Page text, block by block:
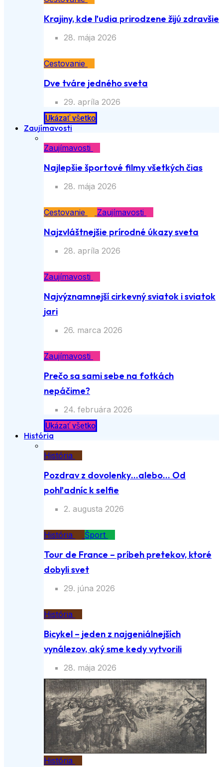
Krajiny, kde ľudia prirodzene žijú zdravšie
28. mája 2026
Cestovanie
Dve tváre jedného sveta
29. apríla 2026
Ukázať všetko
Zaujímavosti
Zaujímavosti
Najlepšie športové filmy všetkých čias
28. mája 2026
Cestovanie Zaujímavosti
Najzvláštnejšie prírodné úkazy sveta
28. apríla 2026
Zaujímavosti
Najvýznamnejší cirkevný sviatok i sviatok
jari
26. marca 2026
Zaujímavosti
Prečo sa sami sebe na fotkách
nepáčime?
24. februára 2026
Ukázať všetko
História
História
Pozdrav z dovolenky…alebo… Od
pohľadníc k selfie
2. augusta 2026
História Šport
Tour de France – príbeh pretekov, ktoré
dobyli svet
29. júna 2026
História
Bicykel – jeden z najgeniálnejších
vynálezov, aký sme kedy vytvorili
28. mája 2026
História